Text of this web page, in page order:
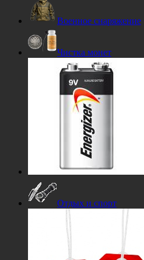
Военное снаряжение
Чистка монет
Отдых и спорт